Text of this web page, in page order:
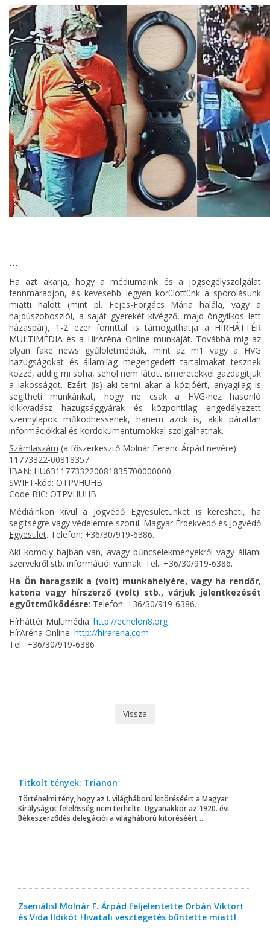
---
Ha azt akarja, hogy a médiumaink és a jogsegélyszolgálat
fennmaradjon, és kevesebb legyen körülöttünk a spórolásunk
miatti halott (mint pl. Fejes-Forgács Mária halála, vagy a
hajdúszoboszlói, a saját gyerekét kivégző, majd öngyilkos lett
házaspár), 1-2 ezer forinttal is támogathatja a HÍRHÁTTÉR
MULTIMÉDIA és a HírAréna Online munkáját. Továbbá míg az
olyan fake news gyűlöletmédiák, mint az m1 vagy a HVG
hazugságokat és államilag megengedett tartalmakat tesznek
közzé, addig mi soha, sehol nem látott ismeretekkel gazdagítjuk
a lakosságot. Ezért (is) aki tenni akar a közjóért, anyagilag is
segítheti munkánkat, hogy ne csak a HVG-hez hasonló
klikkvadász hazugsággyárak és központilag engedélyezett
szennylapok működhessenek, hanem azok is, akik páratlan
információkkal és kordokumentumokkal szolgálhatnak.
Számlaszám (a főszerkesztő Molnár Ferenc Árpád nevére):
11773322-00818357
IBAN: HU63117733220081835700000000
SWIFT-kód: OTPVHUHB
Code BIC: OTPVHUHB
Médiáinkon kívül a Jogvédő Egyesületünket is keresheti, ha
segítségre vagy védelemre szorul: Magyar Érdekvédő és Jogvédő
Egyesület. Telefon: +36/30/919-6386.
Aki komoly bajban van, avagy bűncselekményekről vagy állami
szervekről stb. információi vannak: Tel.: +36/30/919-6386.
Ha Ön haragszik a (volt) munkahelyére, vagy ha rendőr,
katona vagy hírszerző (volt) stb., várjuk jelentkezését
együttműködésre: Telefon: +36/30/919-6386.
Hírháttér Multimédia: http://echelon8.org
HírAréna Online: http://hirarena.com
Tel.: +36/30/919-6386
Vissza
Titkolt tények: Trianon
Történelmi tény, hogy az I. világháború kitöréséért a Magyar
Királyságot felelősség nem terhelte. Ugyanakkor az 1920. évi
Békeszerződés delegációi a világháború kitöréséért ...
Zseniális! Molnár F. Árpád feljelentette Orbán Viktort
és Vida Ildikót Hivatali vesztegetés bűntette miatt!